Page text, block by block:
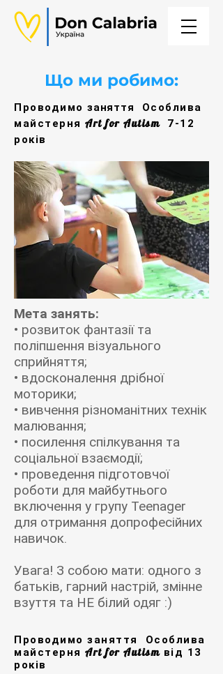
Що ми робимо:​
Проводимо заняття Особлива
майстерня Art for Autism7-12
років
Мета занять:
• розвиток фантазії та
поліпшення візуального
сприйняття;
• вдосконалення дрібної
моторики;
• вивчення різноманітних технік
малювання;
• посилення спілкування та
соціальної взаємодії;
• проведення підготовчої
роботи для майбутнього
включення у групу Teenager
для отримання допрофесійних
навичок.
Увага! З собою мати: одного з
батьків, гарний настрій, змінне
взуття та НЕ білий одяг :)
Проводимо заняття Особлива
майстерня Art for Autismвід 13
років